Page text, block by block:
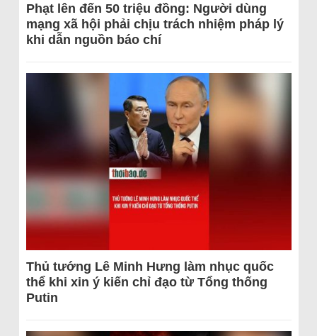
Phạt lên đến 50 triệu đồng: Người dùng
mạng xã hội phải chịu trách nhiệm pháp lý
khi dẫn nguồn báo chí
Thủ tướng Lê Minh Hưng làm nhục quốc
thể khi xin ý kiến chỉ đạo từ Tổng thống
Putin